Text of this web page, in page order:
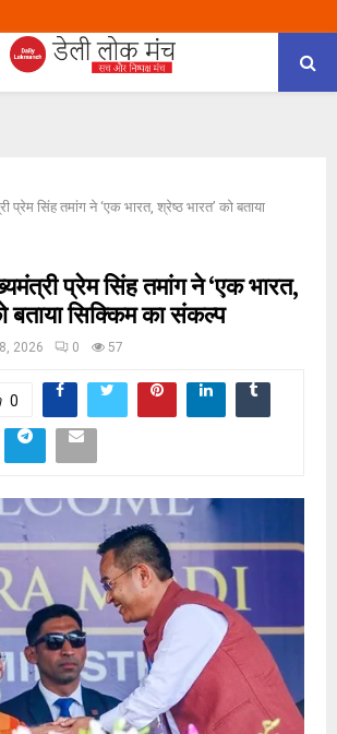
प्रेम सिंह तमांग ने ‘एक भारत, श्रेष्ठ भारत’ को बताया
प्रेम सिंह तमांग ने ‘एक भारत,
बताया सिक्किम का संकल्प
2026 0 57
0